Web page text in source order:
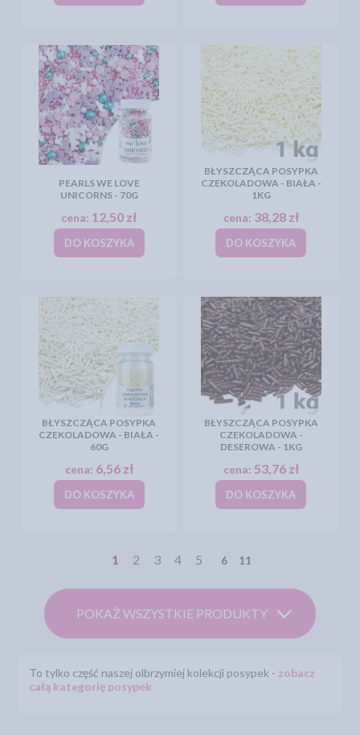
PEARLS WE LOVE
UNICORNS - 70G
cena: 12,50 zł
DO KOSZYKA
BŁYSZCZĄCA POSYPKA
CZEKOLADOWA - BIAŁA -
1KG
cena: 38,28 zł
DO KOSZYKA
BŁYSZCZĄCA POSYPKA
CZEKOLADOWA - BIAŁA -
60G
cena: 6,56 zł
DO KOSZYKA
BŁYSZCZĄCA POSYPKA
CZEKOLADOWA -
DESEROWA - 1KG
cena: 53,76 zł
DO KOSZYKA
1 2 3 4 5 6 11
POKAŻ WSZYSTKIE PRODUKTY
To tylko część naszej olbrzymiej kolekcji posypek - zobacz
całą kategorię posypek